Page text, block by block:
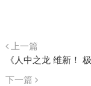
上一篇
下一篇